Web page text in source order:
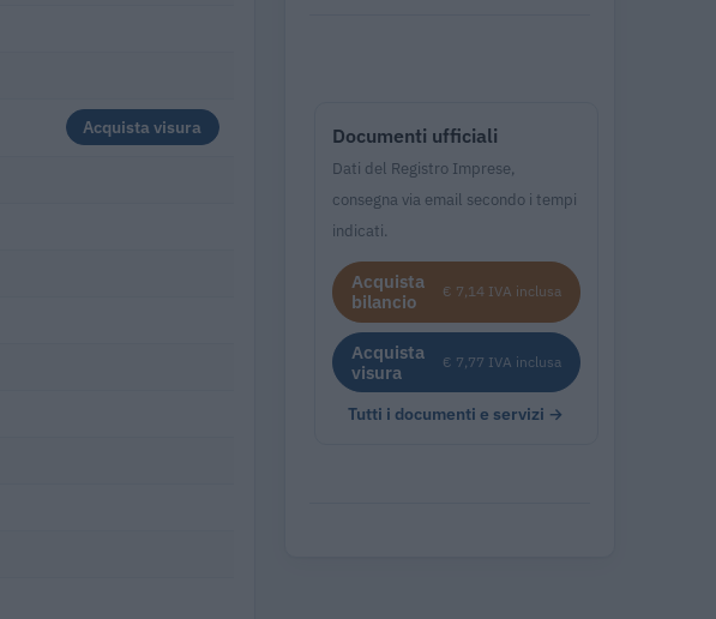
Acquista visura Documenti ufficiali
Dati del Registro Imprese,
consegna via email secondo i tempi
indicati.
Acquista
bilancio
€ 7,14 IVA inclusa
Acquista
visura
€ 7,77 IVA inclusa
Tutti i documenti e servizi →